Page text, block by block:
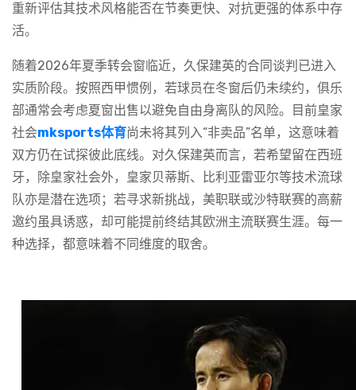
重新评估其技术风格能否在节奏更快、对抗更强的体系中存
活。
随着2026年夏季转会窗临近，久保建英的合同谈判已进入
实质阶段。按照西甲惯例，若球员在冬窗后仍未续约，俱乐
部通常会考虑夏窗出售以避免自由身离队的风险。目前皇家
社会mksports体育尚未将其列入“非卖品”名单，这意味着
双方仍在试探彼此底线。对久保建英而言，若希望留在西班
牙，除皇家社会外，皇家贝蒂斯、比利亚雷亚尔等技术流球
队亦是潜在选项；若寻求新挑战，美职联或沙特联赛的高薪
邀约虽具诱惑，却可能提前终结其欧洲主流联赛生涯。每一
种选择，都意味着不同维度的取舍。